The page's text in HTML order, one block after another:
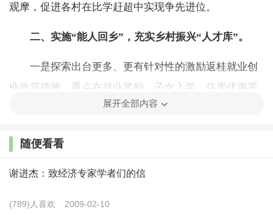
观摩，促进各村在比学赶超中实现争先进位。
二、实施“能人回乡”，充实乡村振兴“人才库”。
一是探索出台更多、更有针对性的激励返桂就业创
业政策措施，重点在就业奖励、子女入学、住房优惠等
方面给予扶持。二是依托重点企业、重点项目，加大农
利用，建设一批农业科技示范园区。三是组织专门力
量，深入挖掘各地在外人才资源，建立市县乡三级乡土
谈、信函联络等方式，引导他们为家乡发展建言献策。
展开全部内容
随便看看
谢进杰：致经济专家学者们的信
(789)人喜欢 2009-02-10